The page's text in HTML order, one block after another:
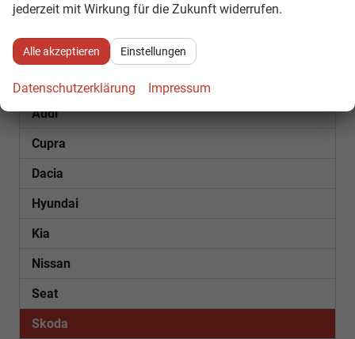
FEST VORBESTELLT
BESTELLFAHRZEUGE
Audi
Cupra
Dacia
Hyundai
Kia
Nissan
Seat
Skoda
jederzeit mit Wirkung für die Zukunft widerrufen.
Alle akzeptieren Einstellungen
Datenschutzerklärung Impressum